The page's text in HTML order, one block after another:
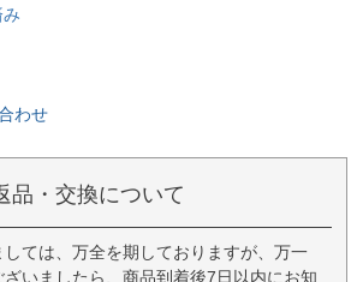
わせ
品・交換について
ては、万全を期しておりますが、万一
いましたら、商品到着後7日以内にお知